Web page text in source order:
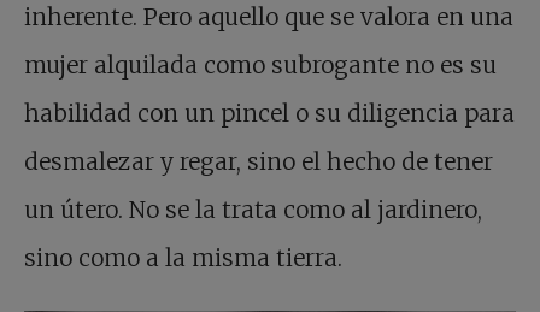
inherente. Pero aquello que se valora en una
mujer alquilada como subrogante no es su
habilidad con un pincel o su diligencia para
desmalezar y regar, sino el hecho de tener
un útero. No se la trata como al jardinero,
sino como a la misma tierra.